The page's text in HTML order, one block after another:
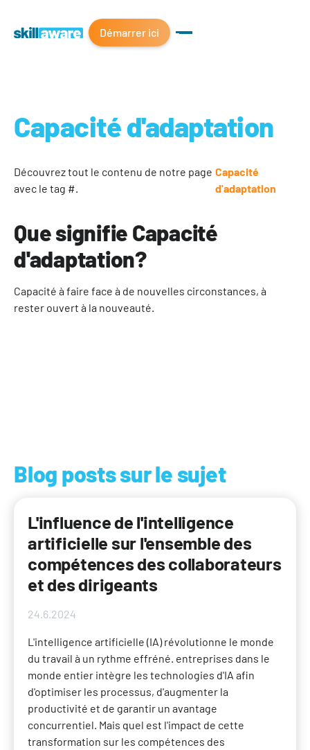
Démarrer ici
Capacité d'adaptation
Découvrez tout le contenu de notre page
avec le tag #.
Capacité
d'adaptation
Que signifie Capacité
d'adaptation?
Capacité à faire face à de nouvelles circonstances, à
rester ouvert à la nouveauté.
Blog posts sur le sujet
L'influence de l'intelligence
artificielle sur l'ensemble des
compétences des collaborateurs
et des dirigeants
24.6.2024
L'intelligence artificielle (IA) révolutionne le monde
du travail à un rythme effréné. entreprises dans le
monde entier intègre les technologies d'IA afin
d'optimiser les processus, d'augmenter la
productivité et de garantir un avantage
concurrentiel. Mais quel est l'impact de cette
transformation sur les compétences des